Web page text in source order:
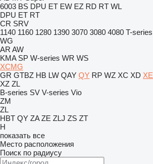
6003 BS DPU ET EW EZ RD RT WL
DPU ET RT
CR SRV
1140 1160 1280 1390 3070 3080 4080 T-series
WG
AR AW
KMA SP W-series WR WS
XCMG
GR GTBZ HB LW QAY QY RP WZ XC XD XE
XZ ZL
B-series SV V-series Vio
ZM
ZL
HBT QY ZA ZE ZLJ ZS ZT
H
показать все
Место расположения
Поиск по радиусу